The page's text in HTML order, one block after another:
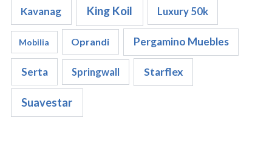
Kavanag King Koil Luxury 50k
Mobilia Oprandi Pergamino Muebles
Serta Springwall Starflex
Suavestar